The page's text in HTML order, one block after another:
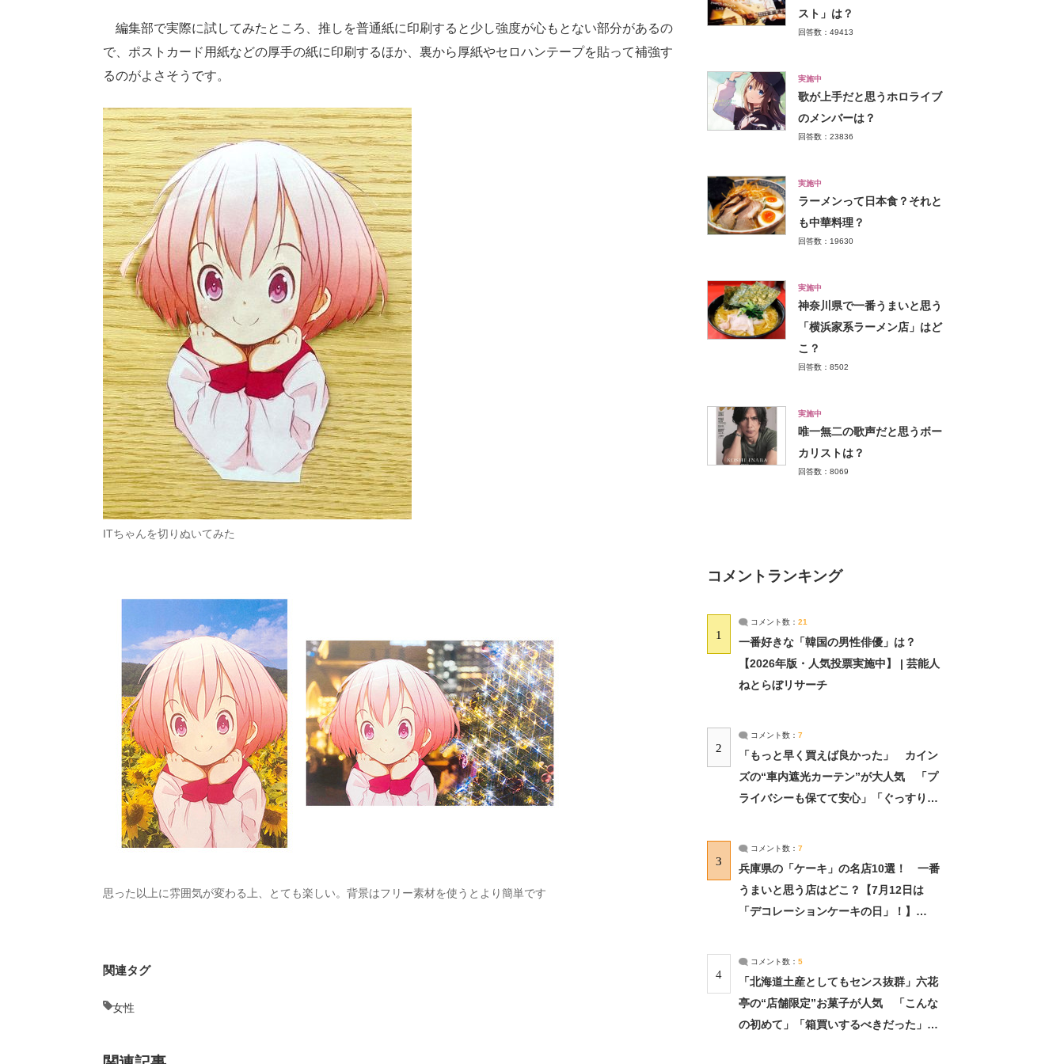
編集部で実際に試してみたところ、推しを普通紙に印刷すると少し強度が心もとない部分があるの
で、ポストカード用紙などの厚手の紙に印刷するほか、裏から厚紙やセロハンテープを貼って補強す
るのがよさそうです。
ITちゃんを切りぬいてみた
思った以上に雰囲気が変わる上、とても楽しい。背景はフリー素材を使うとより簡単です
関連タグ
女性
スト」は？
回答数：49413
実施中
歌が上手だと思うホロライブ
のメンバーは？
回答数：23836
実施中
ラーメンって日本食？それと
も中華料理？
回答数：19630
実施中
神奈川県で一番うまいと思う
「横浜家系ラーメン店」はど
こ？
回答数：8502
実施中
唯一無二の歌声だと思うボー
カリストは？
回答数：8069
コメントランキング
1
コメント数： 21
一番好きな「韓国の男性俳優」は？
【2026年版・人気投票実施中】 | 芸能人
ねとらぼリサーチ
2
コメント数： 7
「もっと早く買えば良かった」 カイン
ズの“車内遮光カーテン”が大人気 「プ
ライバシーも保てて安心」「ぐっすり眠
3
コメント数： 7
兵庫県の「ケーキ」の名店10選！ 一番
うまいと思う店はどこ？【7月12日は
「デコレーションケーキの日」！】
4
コメント数： 5
「北海道土産としてもセンス抜群」六花
亭の“店舗限定”お菓子が人気 「こんな
の初めて」「箱買いするべきだった」